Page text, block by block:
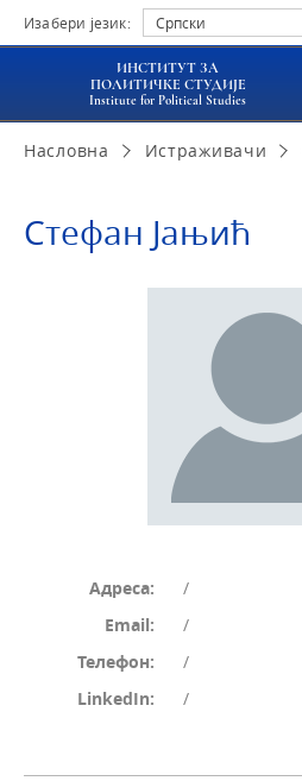
Изабери језик: Српски
ИНСТИТУТ ЗА
ПОЛИТИЧКЕ СТУДИЈЕ
Institute for Political Studies
Насловна Истраживачи
Стефан Јањић
Адреса:
/
Email:
/
Телефон:
/
LinkedIn:
/